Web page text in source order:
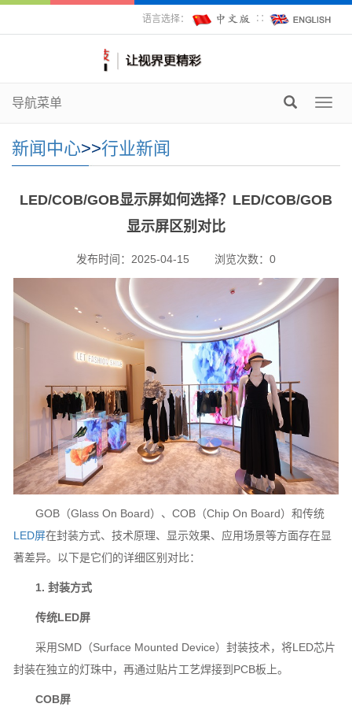
语言选择： ∷
导航菜单
新闻中心>>行业新闻
LED/COB/GOB显示屏如何选择？LED/COB/GOB
显示屏区别对比
发布时间：2025-04-15 浏览次数： 0
GOB（Glass On Board）、COB（Chip On Board）和传统
LED屏在封装方式、技术原理、显示效果、应用场景等方面存在显
著差异。以下是它们的详细区别对比：
1. 封装方式
传统LED屏
采用SMD（Surface Mounted Device）封装技术，将LED芯片
封装在独立的灯珠中，再通过贴片工艺焊接到PCB板上。
COB屏